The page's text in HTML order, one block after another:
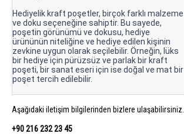
Hediyelik kraft poşetler, birçok farklı malzeme
ve doku seçeneğine sahiptir. Bu sayede,
poşetin görünümü ve dokusu, hediye
ürününün niteliğine ve hediye edilen kişinin
zevkine uygun olarak seçilebilir. Örneğin, lüks
bir hediye için pürüzsüz ve parlak bir kraft
poşeti, bir sanat eseri için ise doğal ve mat bir
poşet tercih edilebilir.
Aşağıdaki iletişim bilgilerinden bizlere ulaşabilirsiniz.
+90 216 232 23 45